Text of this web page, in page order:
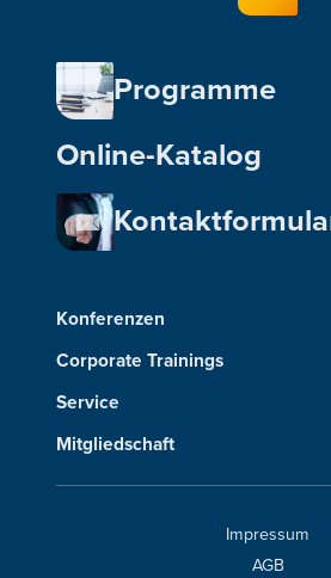
Programme
Online-Katalog
Konferenzen
Corporate Trainings
Service
Mitgliedschaft
Impressum
AGB